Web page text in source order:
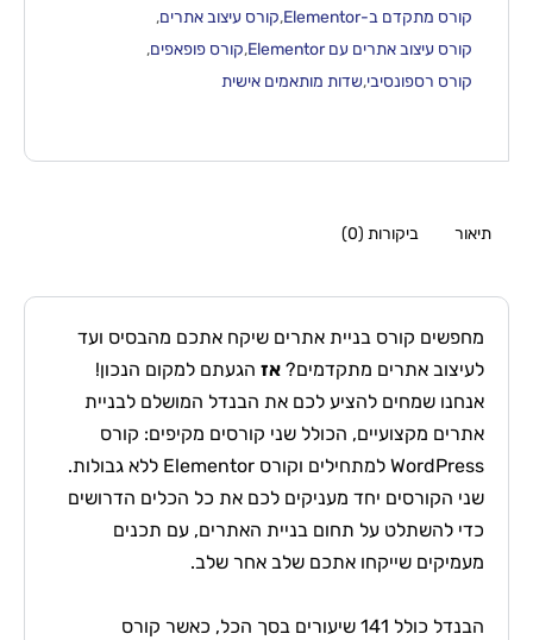
קורס מתקדם ב-Elementor
,קורס עיצוב אתרים,
קורס עיצוב אתרים עם Elementor
,קורס פופאפים,
קורס רספונסיבי,שדות מותאמים אישית
תיאור ביקורות (0)
מחפשים קורס בניית אתרים שיקח אתכם מהבסיס ועד
לעיצוב אתרים מתקדמים? אז הגעתם למקום הנכון!
אנחנו שמחים להציע לכם את הבנדל המושלם לבניית
אתרים מקצועיים, הכולל שני קורסים מקיפים: קורס
WordPress למתחילים וקורס Elementor ללא גבולות.
שני הקורסים יחד מעניקים לכם את כל הכלים הדרושים
כדי להשתלט על תחום בניית האתרים, עם תכנים
מעמיקים שייקחו אתכם שלב אחר שלב.
הבנדל כולל 141 שיעורים בסך הכל, כאשר קורס